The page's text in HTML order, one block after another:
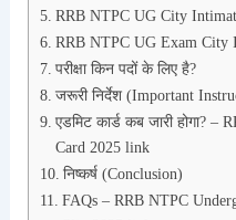
RRB NTPC UG City
RRB NTPC UG Exam
परीक्षा किन पदों के लिए है?
जरूरी निर्देश (Important
एडमिट कार्ड कब जारी होगा?
Card 2025 link
निष्कर्ष (Conclusion)
FAQs – RRB NTPC